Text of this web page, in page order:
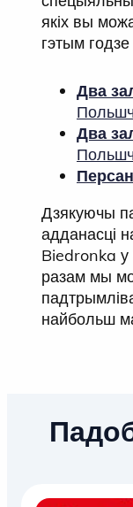
якіх вы
гэтым
Два
Два
Дзякуючы
адданасці
Biedronka у
разам мы
найбольш